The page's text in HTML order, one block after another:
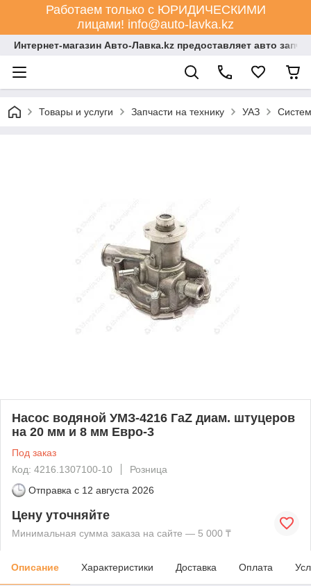
Работаем только с ЮРИДИЧЕСКИМИ
лицами! info@auto-lavka.kz
Интернет-магазин Авто-Лавка.kz предоставляет авто
Товары и услуги Запчасти на технику УАЗ
Насос водяной УМЗ-4216 ГаZ диам. штуцеров
на 20 мм и 8 мм Евро-3
Под заказ
Код: 4216.1307100-10
Розница
Отправка с 12 августа 2026
Цену уточняйте
Минимальная сумма заказа на сайте — 5 000 ₸
Описание Характеристики Доставка Оплата